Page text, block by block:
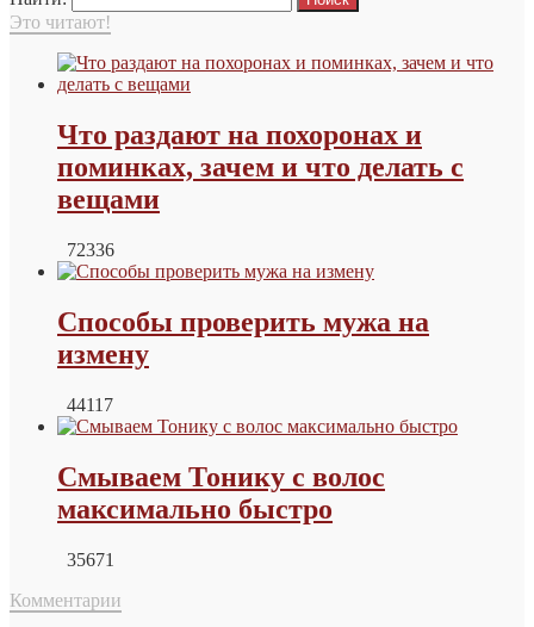
Это читают!
Что раздают на похоронах и
поминках, зачем и что делать с
вещами
72336
Способы проверить мужа на
измену
44117
Смываем Тонику с волос
максимально быстро
35671
Комментарии